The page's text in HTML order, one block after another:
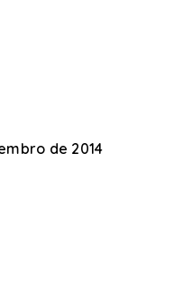
de 2014